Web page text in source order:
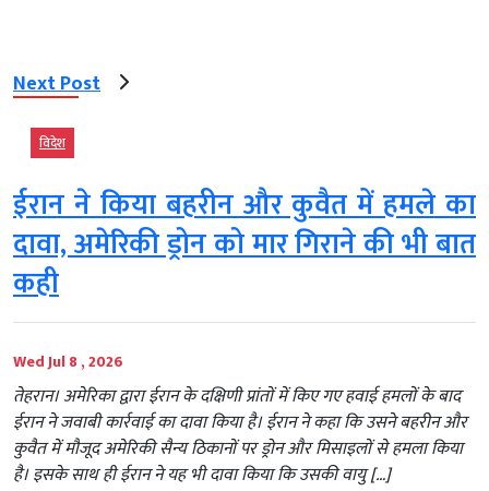
Next Post
विदेश
ईरान ने किया बहरीन और कुवैत में हमले का
दावा, अमेरिकी ड्रोन को मार गिराने की भी बात
कही
Wed Jul 8 , 2026
तेहरान। अमेरिका द्वारा ईरान के दक्षिणी प्रांतों में किए गए हवाई हमलों के बाद
ईरान ने जवाबी कार्रवाई का दावा किया है। ईरान ने कहा कि उसने बहरीन और
कुवैत में मौजूद अमेरिकी सैन्य ठिकानों पर ड्रोन और मिसाइलों से हमला किया
है। इसके साथ ही ईरान ने यह भी दावा किया कि उसकी वायु […]